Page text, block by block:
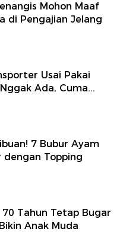
Mohon Maaf
di Pengajian Jelang
Usai Pakai
Ada, Cuma...
7 Bubur Ayam
dengan Topping
Tahun Tetap Bugar
Anak Muda